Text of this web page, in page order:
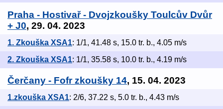
Praha - Hostivař - Dvojzkoušky Toulcův Dvůr
+ J0, 29. 04. 2023
1. Zkouška XSA1: 1/1, 41.48 s, 15.0 tr. b., 4.05 m/s
2. Zkouška XSA1: 1/1, 35.58 s, 10.0 tr. b., 4.19 m/s
Čerčany - Fofr zkoušky 14, 15. 04. 2023
1.zkouška XSA1: 2/6, 37.22 s, 5.0 tr. b., 4.43 m/s